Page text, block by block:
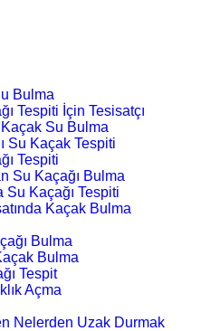
Bulma
Tespiti İçin Tesisatçı
Su Bulma
Su Kaçak Tespiti
Tespiti
Su Kaçağı Bulma
Su Kaçağı Tespiti
Kaçak Bulma
Bulma
Bulma
Tespit
Açma
Nelerden Uzak Durmak